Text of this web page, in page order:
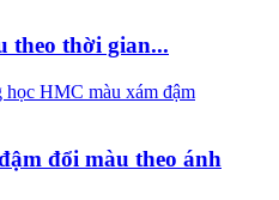
theo thời gian...
đổi màu theo ánh